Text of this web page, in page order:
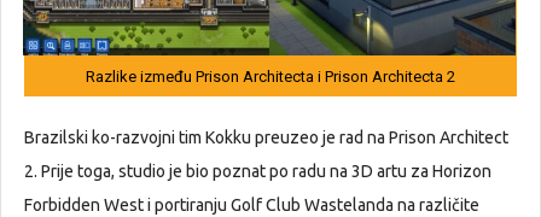
Razlike između Prison Architecta i Prison Architecta 2
Brazilski ko-razvojni tim Kokku preuzeo je rad na Prison Architect
2. Prije toga, studio je bio poznat po radu na 3D artu za Horizon
Forbidden West i portiranju Golf Club Wastelanda na različite